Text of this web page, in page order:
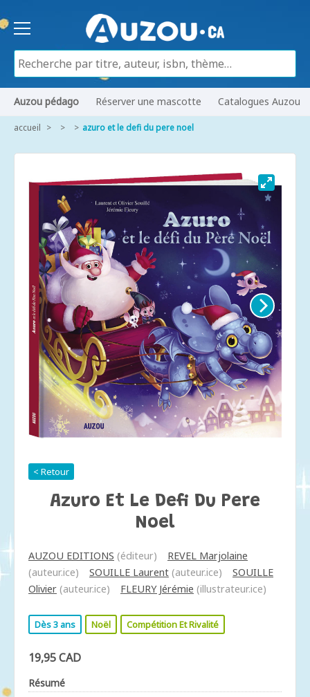
Auzou pédago Réserver une mascotte Catalogues Auzou
accueil azuro et le defi du pere noel
< Retour
Azuro Et Le Defi Du Pere
Noel
AUZOU EDITIONS (éditeur)
REVEL Marjolaine
(auteur.ice)
SOUILLE Laurent (auteur.ice)
SOUILLE
Olivier (auteur.ice) FLEURY Jérémie (illustrateur.ice)
Dès 3 ans Noël Compétition Et Rivalité
19,95 CAD
Résumé